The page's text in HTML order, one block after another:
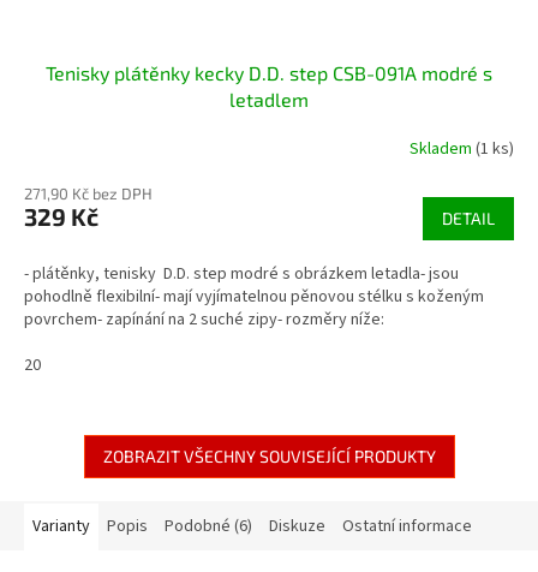
Tenisky plátěnky kecky D.D. step CSB-091A modré s
letadlem
Skladem (1 ks)
271,90 Kč bez DPH
329 Kč DETAIL
- plátěnky, tenisky D.D. step modré s obrázkem letadla- jsou
pohodlně flexibilní- mají vyjímatelnou pěnovou stélku s koženým
povrchem- zapínání na 2 suché zipy- rozměry níže:
20
ZOBRAZIT VŠECHNY SOUVISEJÍCÍ PRODUKTY
Varianty Popis Podobné (6) Diskuze Ostatní informace